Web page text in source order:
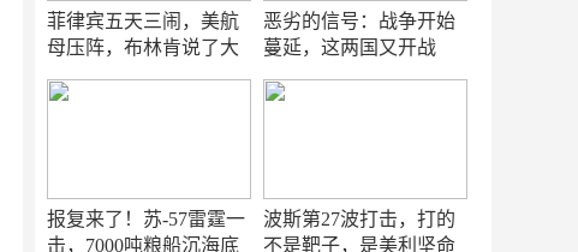
菲律宾五天三闹，美航
母压阵，布林肯说了大
恶劣的信号：战争开始
蔓延，这两国又开战
报复来了！苏-57雷霆一
击，7000吨粮船沉海底
波斯第27波打击，打的
不是靶子，是美利坚命